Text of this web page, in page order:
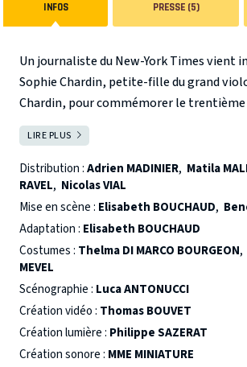
INFOS PRESSE (5)
Un journaliste du New-York Times vient
Sophie Chardin, petite-fille du grand
Chardin, pour commémorer le
sa mort. Mais cet immense artiste est un
trouble, qui a travaillé à « l’épuration de
le gouvernement de Vichy. Durant cette
viennent témoigner les fantômes de la
dévoile petit à petit. Adaptation du
raisonde Jacques Attali (Ed. Fayard)
LIRE PLUS
Distribution :Adrien MADINIER, Matila
RAVEL, Nicolas VIAL
Mise en scène : Elisabeth BOUCHAUD,
Adaptation : Elisabeth BOUCHAUD
Costumes : Thelma DI MARCO BOURGEON,
MEVEL
Scénographie : Luca ANTONUCCI
Création vidéo : Thomas BOUVET
Création lumière : Philippe SAZERAT
Création sonore : MME MINIATURE